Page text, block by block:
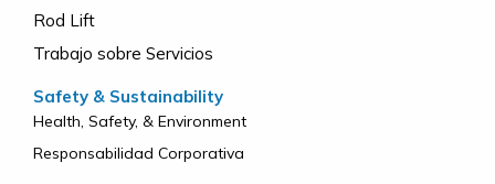
Rod Lift
Trabajo sobre Servicios
Safety & Sustainability
Health, Safety, & Environment
Responsabilidad Corporativa